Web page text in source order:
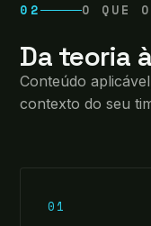
02 O QUE
Da teoria
Conteúdo
contexto do seu
01